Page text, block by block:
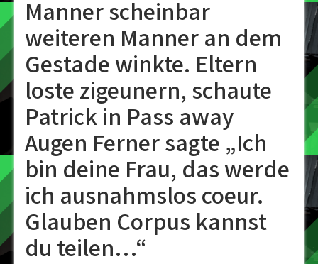
Manner scheinbar
weiteren Manner an dem
Gestade winkte. Eltern
loste zigeunern, schaute
Patrick in Pass away
Augen Ferner sagte „Ich
bin deine Frau, das werde
ich ausnahmslos coeur.
Glauben Corpus kannst
du teilen…“